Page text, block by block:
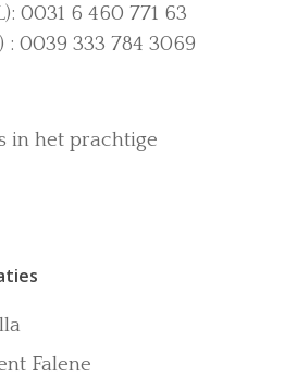
0031 6 460 771 63
: 0039 333 784 3069
in het prachtige
Falene
Het zwembad
Omgeving